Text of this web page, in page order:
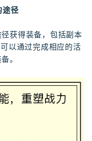
途径
获得装备，包括副本
以通过完成相应的活
。